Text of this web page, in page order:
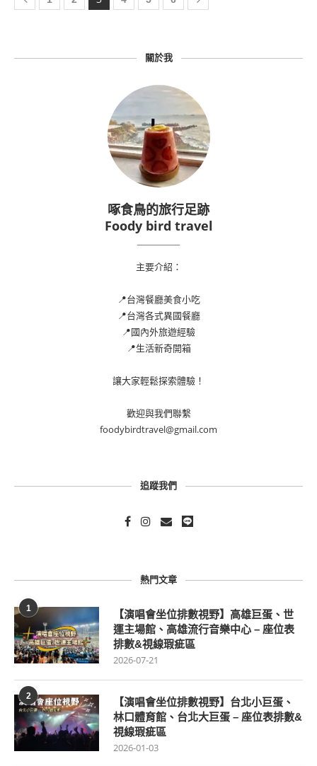
關於我
啄食鳥的旅行足跡
Foody bird travel
主要介紹：
📍台灣餐廳美食小吃
📍台灣各式異國餐廳
📍國內外旅遊經驗
📍生活新奇開箱
讓大家輕鬆探索體驗！
歡迎與我們聯繫
foodybirdtravel@gmail.com
追蹤我們
熱門文章
1
【演唱會坐位排數視野】高雄巨蛋、世
運主場館、高雄流行音樂中心 – 座位表
排數&視線瑕疵區
2026-07-21
2
【演唱會坐位排數視野】台北小巨蛋、
林口體育館、台北大巨蛋 – 座位表排數&
視線瑕疵區
2026-01-03